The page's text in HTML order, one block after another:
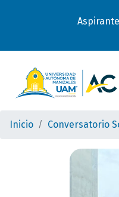
Inicio Conversatorio